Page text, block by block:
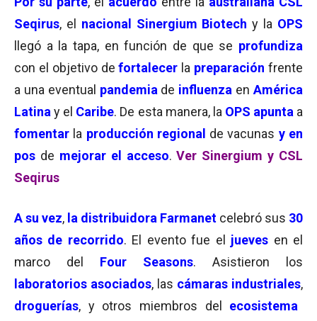
Seqirus, el nacional Sinergium Biotechy la OPS
llegó a la tapa, en función de que se profundiza
con el objetivo defortalecer la preparación frente
a una eventual pandemia de influenza enAmérica
Latina y el Caribe. De esta manera, la OPS apunta a
fomentar la producción regional de vacunas y en
pos de mejorar el acceso.Ver Sinergium y CSL
Seqirus
A su vez, la distribuidora Farmanet celebró sus 30
años de recorrido. El evento fue el jueves en el
marco del Four Seasons. Asistieron los
laboratorios asociados, las cámaras industriales,
droguerías, y otros miembros del ecosistema